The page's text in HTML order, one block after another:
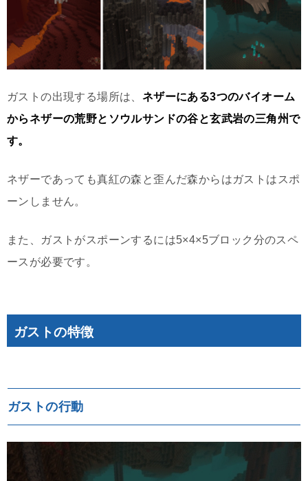
ガストの出現する場所は、 ネザーにある3つのバイオーム
からネザーの荒野とソウルサンドの谷と玄武岩の三角州で
す。
ネザーであっても真紅の森と歪んだ森からはガストはスポ
ーンしません。
また、ガストがスポーンするには5×4×5ブロック分のスペ
ースが必要です。
ガストの特徴
ガストの行動